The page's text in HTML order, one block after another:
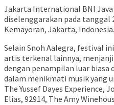
Jakarta International BNI Java
diselenggarakan pada tanggal
Kemayoran, Jakarta, Indonesia.
Selain Snoh Aalegra, festival
artis terkenal lainnya,
dengan penampilan luar biasa
dalam menikmati musik yang
The Yussef Dayes Experience,
Elias, 92914, The Amy